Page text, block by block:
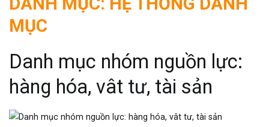
MỤC
Danh mục nhóm nguồn lực:
hàng hóa, vât tư, tài sản